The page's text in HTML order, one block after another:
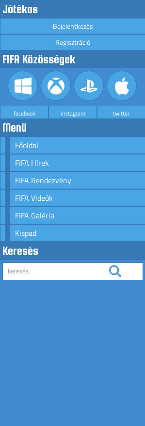
Játékos
Bejelentkezés
Regisztráció
FIFA Közösségek
facebook instagram twitter
Menü
Főoldal
FIFA Hírek
FIFA Rendezvény
FIFA Videók
FIFA Galéria
Kispad
Keresés